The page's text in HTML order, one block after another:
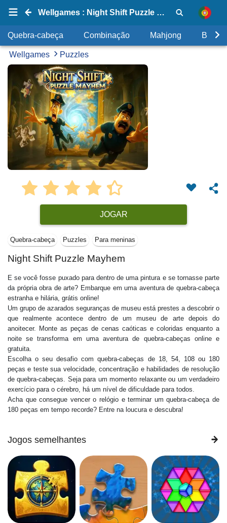
Wellgames : Night Shift Puzzle Mayhem
Quebra-cabeça Combinação Mahjong Bolhas
Wellgames Puzzles
JOGAR
Quebra-cabeça Puzzles Para meninas
Night Shift Puzzle Mayhem
E se você fosse puxado para dentro de uma pintura e se tornasse parte
da própria obra de arte? Embarque em uma aventura de quebra-cabeça
estranha e hilária, grátis online!
Um grupo de azarados seguranças de museu está prestes a descobrir o
que realmente acontece dentro de um museu de arte depois do
anoitecer. Monte as peças de cenas caóticas e coloridas enquanto a
noite se transforma em uma aventura de quebra-cabeças online e
gratuita.
Escolha o seu desafio com quebra-cabeças de 18, 54, 108 ou 180
peças e teste sua velocidade, concentração e habilidades de resolução
de quebra-cabeças. Seja para um momento relaxante ou um verdadeiro
exercício para o cérebro, há um nível de dificuldade para todos.
Acha que consegue vencer o relógio e terminar um quebra-cabeça de
180 peças em tempo recorde? Entre na loucura e descubra!
Jogos semelhantes